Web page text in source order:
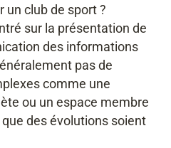
un club de sport ?
sur la présentation de
des informations
pas de
comme une
ou un espace membre
des évolutions soient